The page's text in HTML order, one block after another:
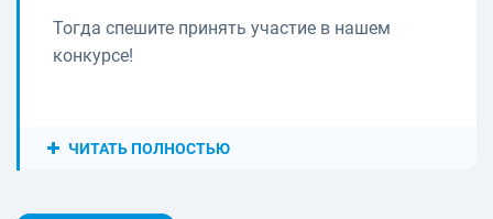
Тогда спешите принять участие в нашем
конкурсе!
ЧИТАТЬ ПОЛНОСТЬЮ